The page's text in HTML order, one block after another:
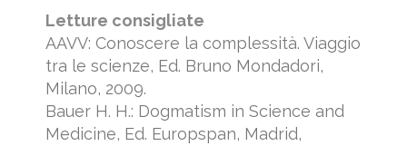
Letture consigliate
AAVV: Conoscere la complessità. Viaggio
tra le scienze, Ed. Bruno Mondadori,
Milano, 2009.
Bauer H. H.: Dogmatism in Science and
Medicine, Ed. Europspan, Madrid,